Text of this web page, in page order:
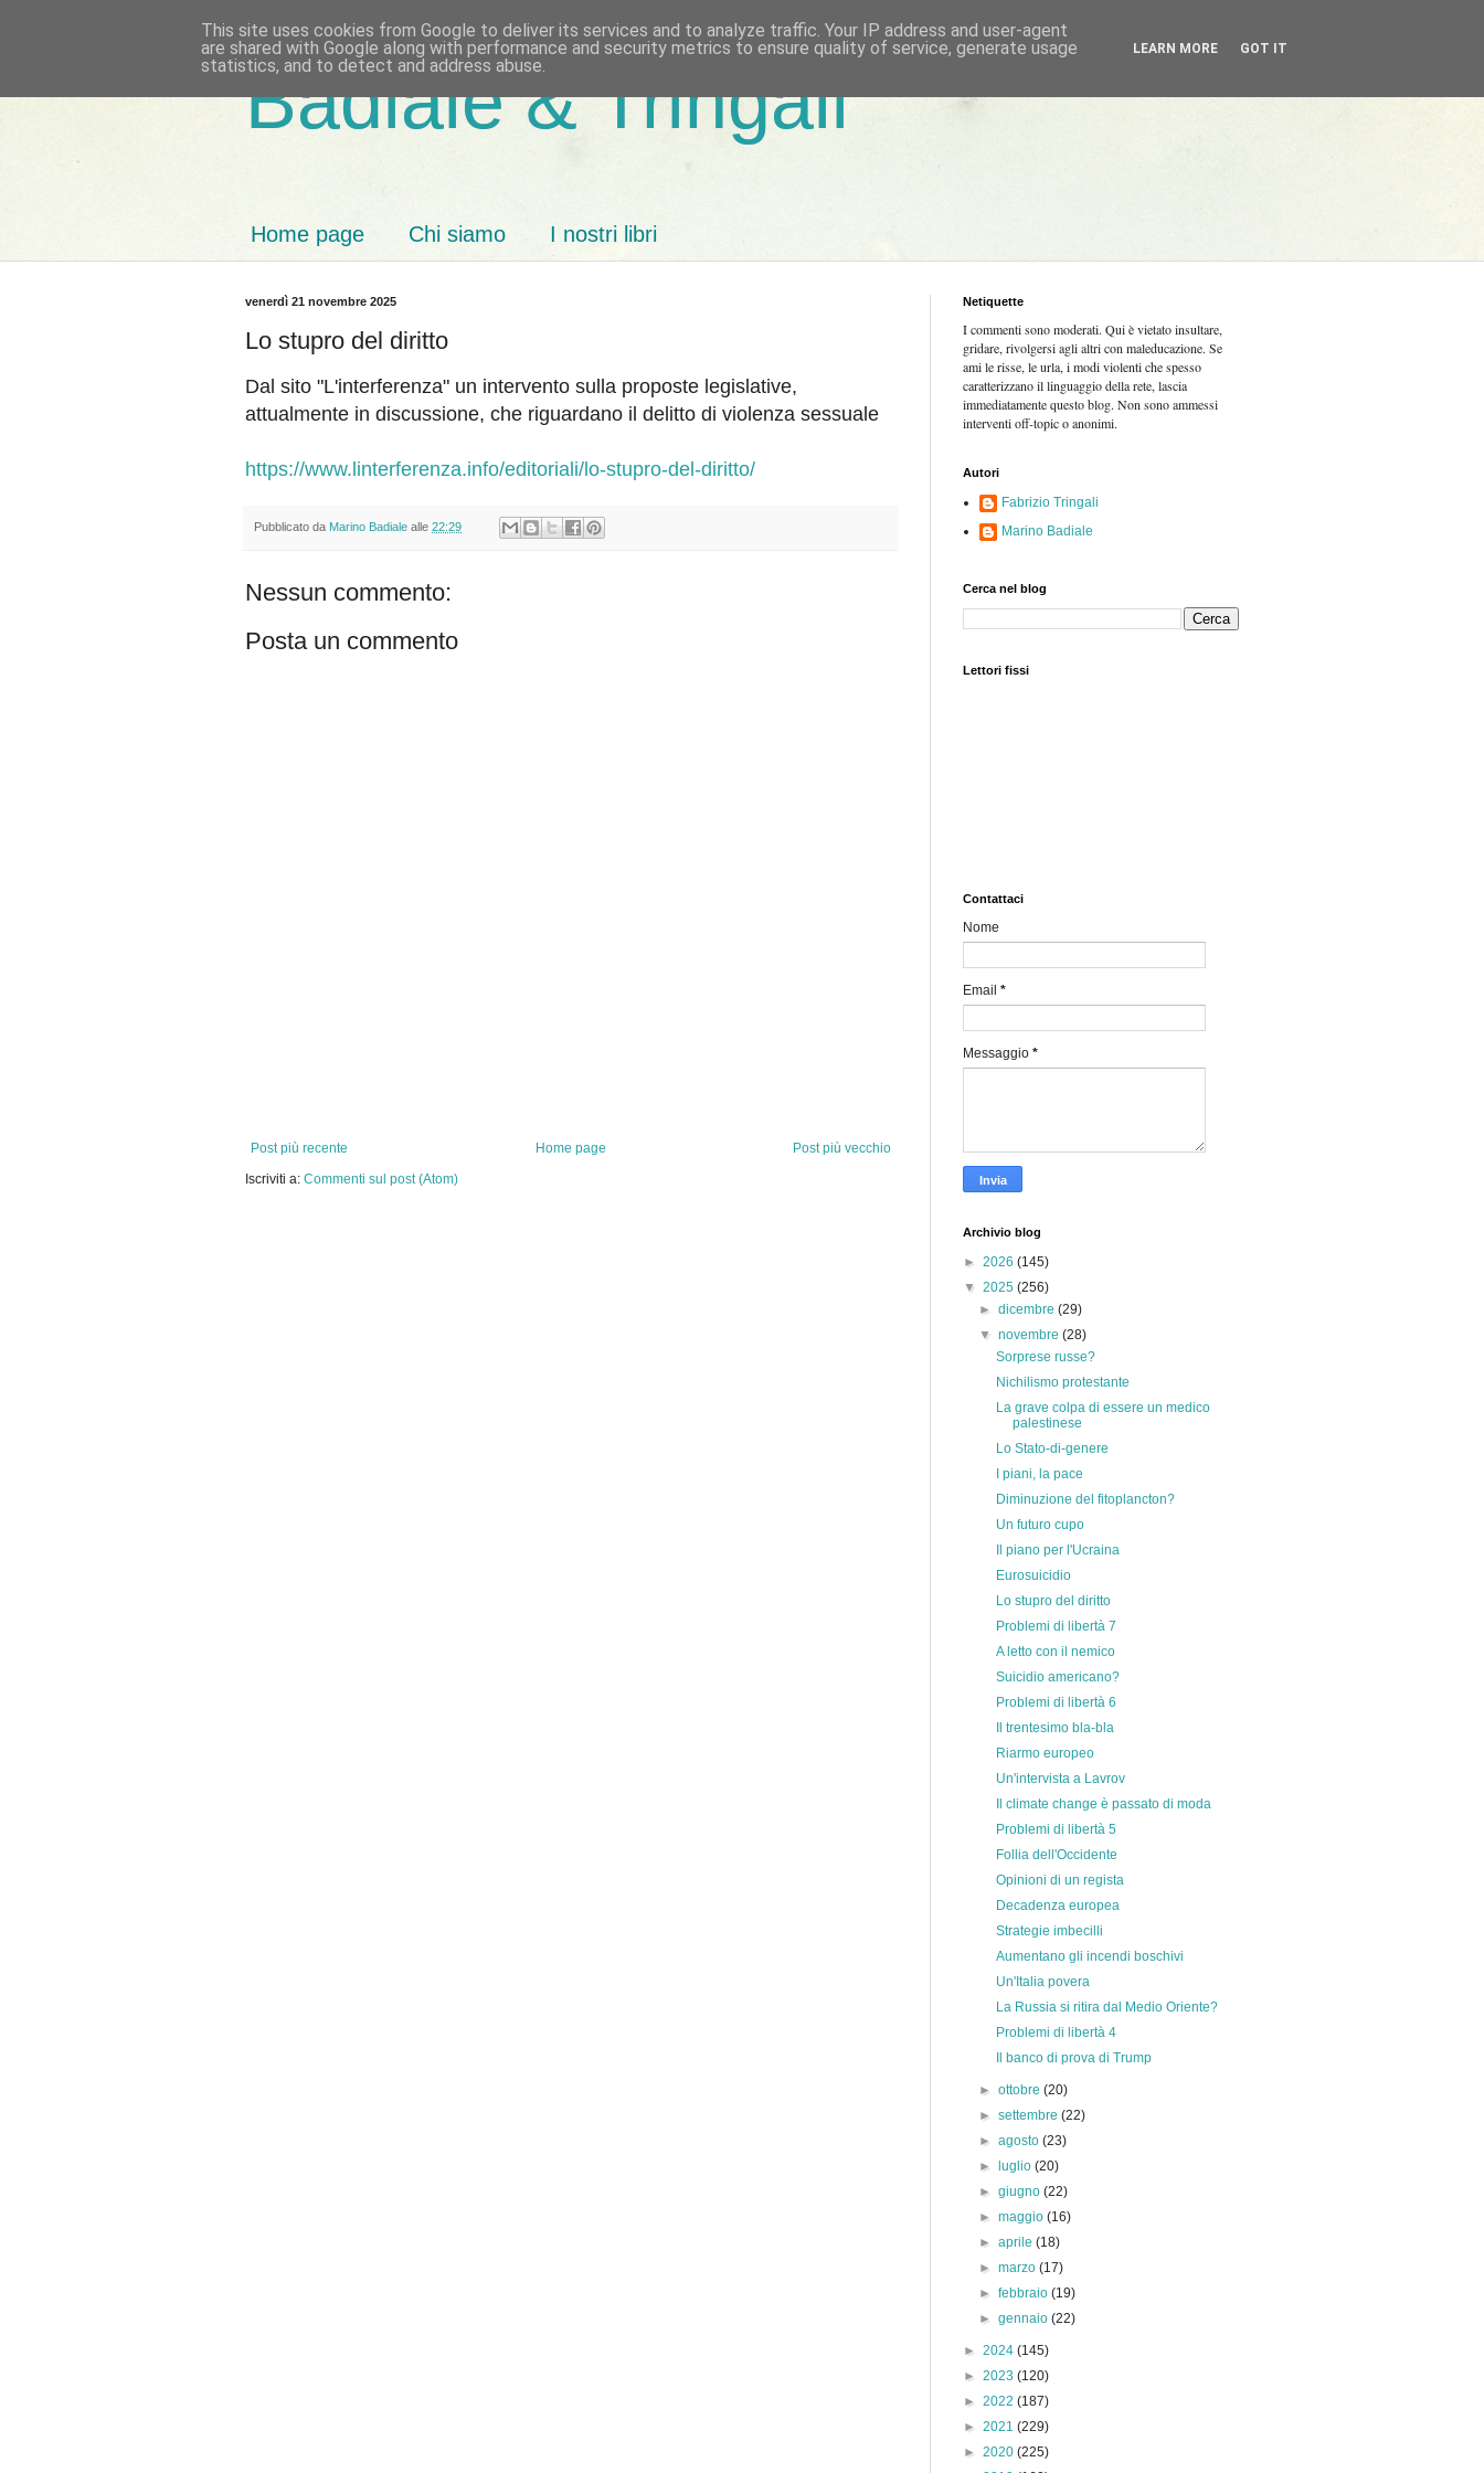
Badiale & Tringali
Home page Chi siamo I nostri libri
venerdì 21 novembre 2025
Lo stupro del diritto
Dal sito "L'interferenza" un intervento sulla proposte legislative,
attualmente in discussione, che riguardano il delitto di violenza sessuale
https://www.linterferenza.info/editoriali/lo-stupro-del-diritto/
Pubblicato da Marino Badiale alle 22:29
Nessun commento:
Posta un commento
Post più recente Post più vecchio
Home page
Iscriviti a: Commenti sul post (Atom)
Netiquette
I commenti sono moderati. Qui è vietato insultare,
gridare, rivolgersi agli altri con maleducazione. Se
ami le risse, le urla, i modi violenti che spesso
caratterizzano il linguaggio della rete, lascia
immediatamente questo blog. Non sono ammessi
interventi off-topic o anonimi.
Autori
Fabrizio Tringali
Marino Badiale
Cerca nel blog
Lettori fissi
Contattaci
Nome
Email *
Messaggio *
Archivio blog
► 2026 (145)
▼ 2025 (256)
►dicembre(29)
▼novembre(28)
Sorprese russe?
Nichilismo protestante
La grave colpa di essere un medico
palestinese
Lo Stato-di-genere
I piani, la pace
Diminuzione del fitoplancton?
Un futuro cupo
Il piano per l'Ucraina
Eurosuicidio
Lo stupro del diritto
Problemi di libertà 7
A letto con il nemico
Suicidio americano?
Problemi di libertà 6
Il trentesimo bla-bla
Riarmo europeo
Un'intervista a Lavrov
Il climate change è passato di moda
Problemi di libertà 5
Follia dell'Occidente
Opinioni di un regista
Decadenza europea
Strategie imbecilli
Aumentano gli incendi boschivi
Un'Italia povera
La Russia si ritira dal Medio Oriente?
Problemi di libertà 4
Il banco di prova di Trump
►ottobre(20)
►settembre(22)
►agosto(23)
►
luglio(20)
►giugno(22)
►maggio(16)
►aprile(18)
►marzo(17)
►febbraio(19)
►gennaio(22)
► 2024 (145)
► 2023 (120)
► 2022 (187)
► 2021 (229)
► 2020 (225)
This site uses cookies from Google to deliver its services and to analyze traffic. Your IP address and user-agent
are shared with Google along with performance and security metrics to ensure quality of service, generate usage
statistics, and to detect and address abuse.
LEARN MORE GOT IT